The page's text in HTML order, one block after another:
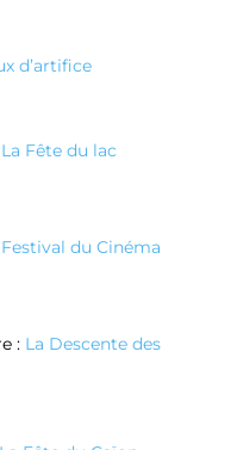
d’artifice
La Fête du lac
Festival du Cinéma
: La Descente des